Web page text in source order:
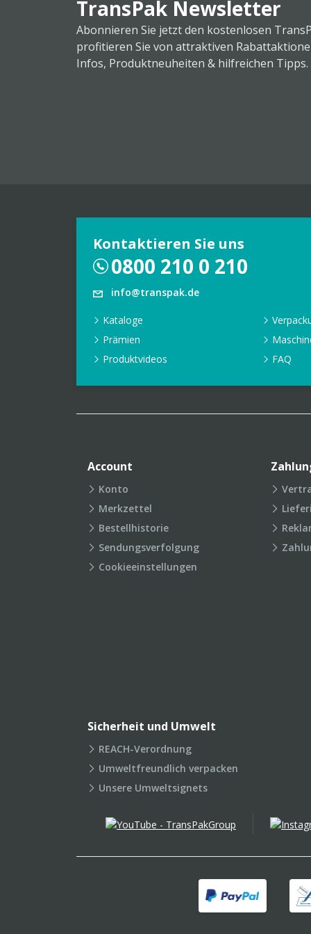
TransPak Newsletter
Abonnieren Sie jetzt den kostenlosen
profitieren Sie von attraktiven
Infos, Produktneuheiten & hilfreichen Tipps.
Kontaktieren Sie uns
0800 210 0 210
info@transpak.de
Kataloge
Prämien
Produktvideos
FAQ
Account
Konto
Merkzettel
Bestellhistorie
Sendungsverfolgung
Cookieeinstellungen
Sicherheit und Umwelt
REACH-Verordnung
Umweltfreundlich verpacken
Unsere Umweltsignets